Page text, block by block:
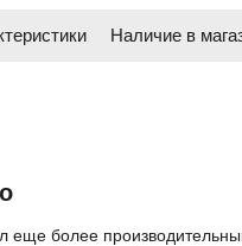
Наличие в
еще более